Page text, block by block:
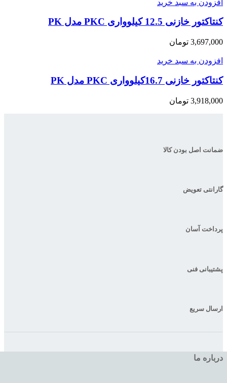
افزودن به سبد خرید
کنتاکتور خازنی 12.5 کیلوواری PKC مدل PK
3,697,000 تومان
افزودن به سبد خرید
کنتاکتور خازنی 16.7کیلوواری PKC مدل PK
3,918,000 تومان
ضمانت اصل بودن کالا
گارانتی تعویض
پرداخت آسان
پشتیبانی فنی
ارسال سریع
درباره ما